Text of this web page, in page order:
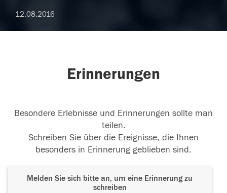
12.08.2016
Erinnerungen
Besondere Erlebnisse und Erinnerungen sollte man
teilen.
Schreiben Sie über die Ereignisse, die Ihnen
besonders in Erinnerung geblieben sind.
Melden Sie sich bitte an, um eine Erinnerung zu
schreiben